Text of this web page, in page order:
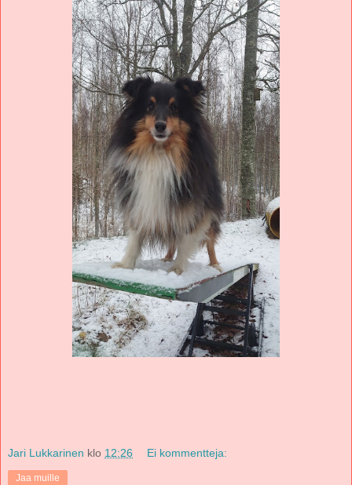
Jari Lukkarinen klo 12:26 Ei kommentteja:
Jaa muille